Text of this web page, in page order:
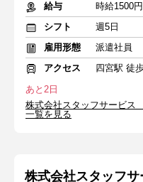
給与
時給1500
シフト
週5日
雇用形態
派遣社員
アクセス
四宮駅 徒
あと2日
株式会社スタッフサービス
一覧を見る
株式会社スタッフ